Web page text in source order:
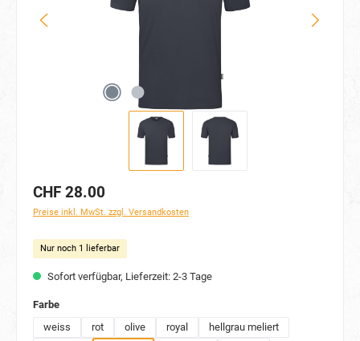
CHF 28.00
Preise inkl. MwSt. zzgl. Versandkosten
Nur noch 1 lieferbar
Sofort verfügbar, Lieferzeit: 2-3 Tage
Farbeauswählen
weiss
rot olive royal
hellgrau meliert